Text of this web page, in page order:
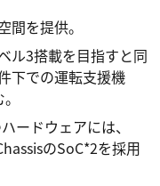
を提供。
ル3搭載を目指すと同
下での運転支援機
ードウェアには、
のSoC*2を採用